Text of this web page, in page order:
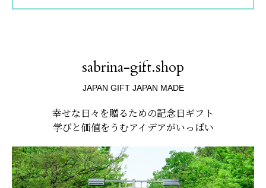
sabrina-gift.shop
JAPAN GIFT JAPAN MADE
幸せな日々を贈るための記念日ギフト
学びと価値をうむアイデアがいっぱい